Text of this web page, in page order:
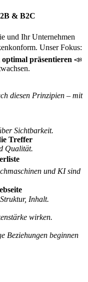
& B2C
und Ihr Unternehmen
Unser Fokus:
präsentieren 📣
diesen Prinzipien – mit
Sichtbarkeit.
Treffer
Qualität.
und KI sind
Inhalt.
wirken.
Beziehungen beginnen